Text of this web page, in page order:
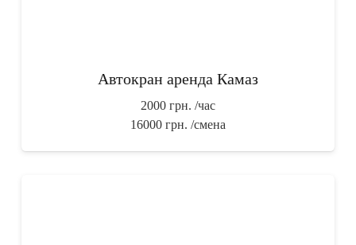
Автокран аренда Камаз
2000 грн. /час
16000 грн. /смена